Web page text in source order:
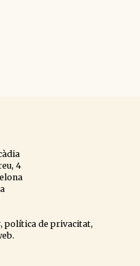
4
,política de privacitat,
.